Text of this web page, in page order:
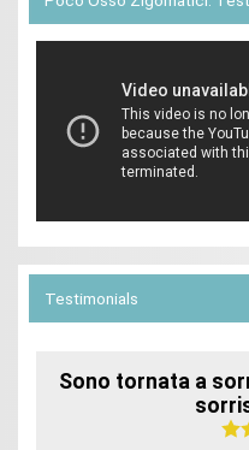
Testimonials
Sono tornata a